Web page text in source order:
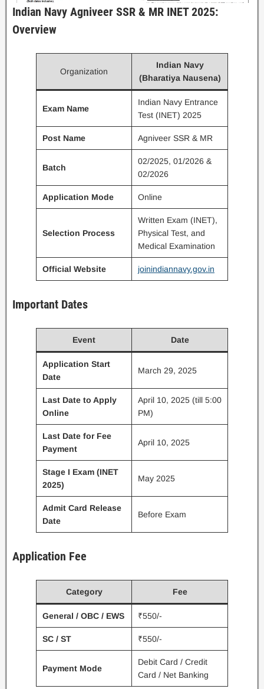
Indian Navy Agniveer SSR & MR INET 2025:
Overview
Organization
Indian Navy
(Bharatiya Nausena)
Exam Name
Indian Navy Entrance
Test (INET) 2025
Post Name Agniveer SSR & MR
Batch
02/2025, 01/2026 &
02/2026
Application Mode Online
Selection Process
Written Exam (INET),
Physical Test, and
Medical Examination
Official Website joinindiannavy.gov.in
Important Dates
Event Date
Application Start
Date
March 29, 2025
Last Date to Apply
Online
April 10, 2025 (till 5:00
PM)
Last Date for Fee
Payment
April 10, 2025
Stage I Exam (INET
2025)
May 2025
Admit Card Release
Date
Before Exam
Application Fee
Category Fee
General / OBC / EWS ₹550/-
SC / ST ₹550/-
Payment Mode
Debit Card / Credit
Card / Net Banking